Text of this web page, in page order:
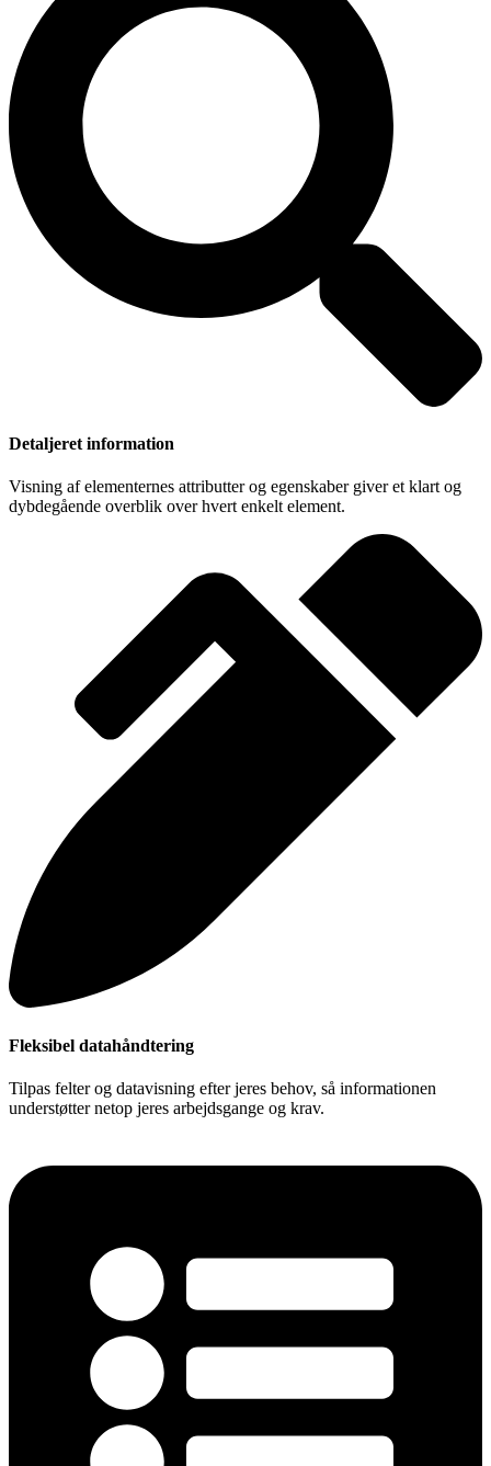
Detaljeret information
Visning af elementernes attributter og egenskaber giver et klart og
dybdegående overblik over hvert enkelt element.
Fleksibel datahåndtering
Tilpas felter og datavisning efter jeres behov, så informationen
understøtter netop jeres arbejdsgange og krav.